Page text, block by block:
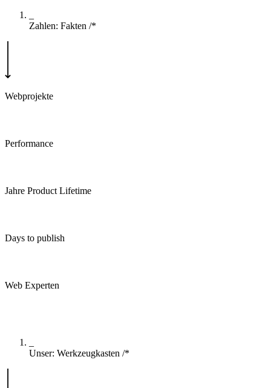
Zahlen: Fakten /*
Webprojekte
Performance
Jahre Product Lifetime
Days to publish
Web Experten
Unser: Werkzeugkasten /*